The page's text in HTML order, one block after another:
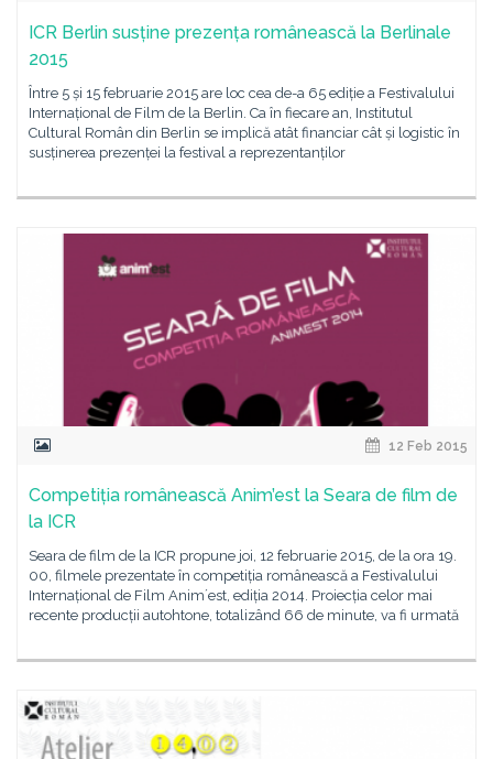
ICR Berlin susține prezența românească la Berlinale
2015
Între 5 și 15 februarie 2015 are loc cea de-a 65 ediție a Festivalului
Internațional de Film de la Berlin. Ca în fiecare an, Institutul
Cultural Român din Berlin se implică atât financiar cât și logistic în
susținerea prezenței la festival a reprezentanților
12 Feb 2015
Competiția românească Anim’est la Seara de film de
la ICR
Seara de film de la ICR propune joi, 12 februarie 2015, de la ora 19.
00, filmele prezentate în competiția românească a Festivalului
Internațional de Film Animʼest, ediția 2014. Proiecția celor mai
recente producții autohtone, totalizând 66 de minute, va fi urmată